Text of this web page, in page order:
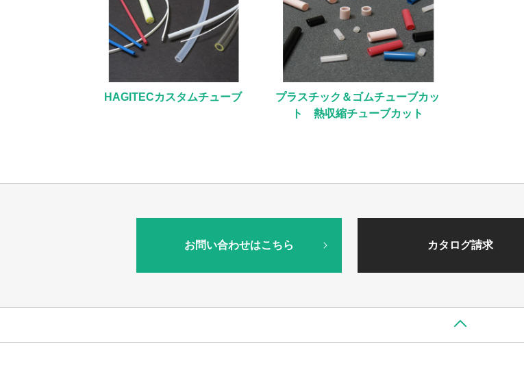
HAGITECカスタムチューブ
プラスチック＆ゴムチューブカッ
ト 熱収縮チューブカット
お問い合わせはこちら カタログ請求